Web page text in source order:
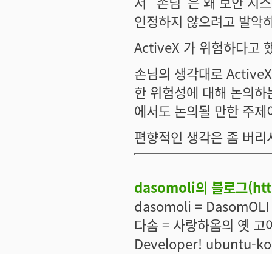
인정하지 않으려고 발악
ActiveX 가 위험하다고
손님의 생각대로
한 위험성에 대해 논의
에서도 논의될 만한 주제
편향적인 생각은 좀 버
dasomoli의 블로그(
dasomoli = DasomOLI
다솜 = 사랑하옴의 옛 고
Developer! ubuntu-